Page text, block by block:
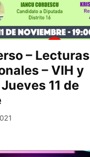
– Lecturas
– VIH y
11 de